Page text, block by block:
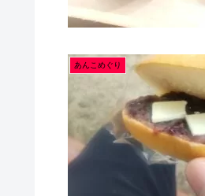
あんこめぐり